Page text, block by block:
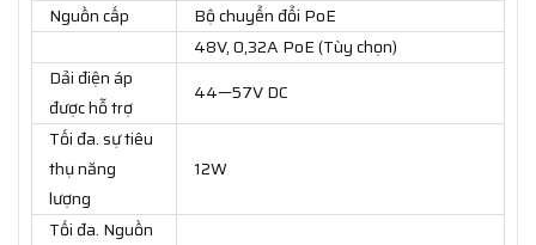
Nguồn cấp
Bộ chuyển đổi PoE
48V, 0,32A PoE (Tùy chọn)
Dải điện áp
được hỗ trợ
44—57V DC
Tối đa. sự tiêu
thụ năng
lượng
12W
Tối đa. Nguồn